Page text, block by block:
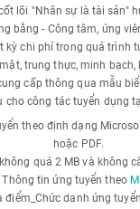
lõi "Nhân sự là tài sản"
bằng - Công tâm, ứng
kỳ chi phí trong quá trình
trung thực, minh
cấp thông qua mẫu
cho công tác tuyển dụng
theo định dạng
hoặc PDF.
quá 2 MB và không
tin ứng tuyển theo
danh ứng